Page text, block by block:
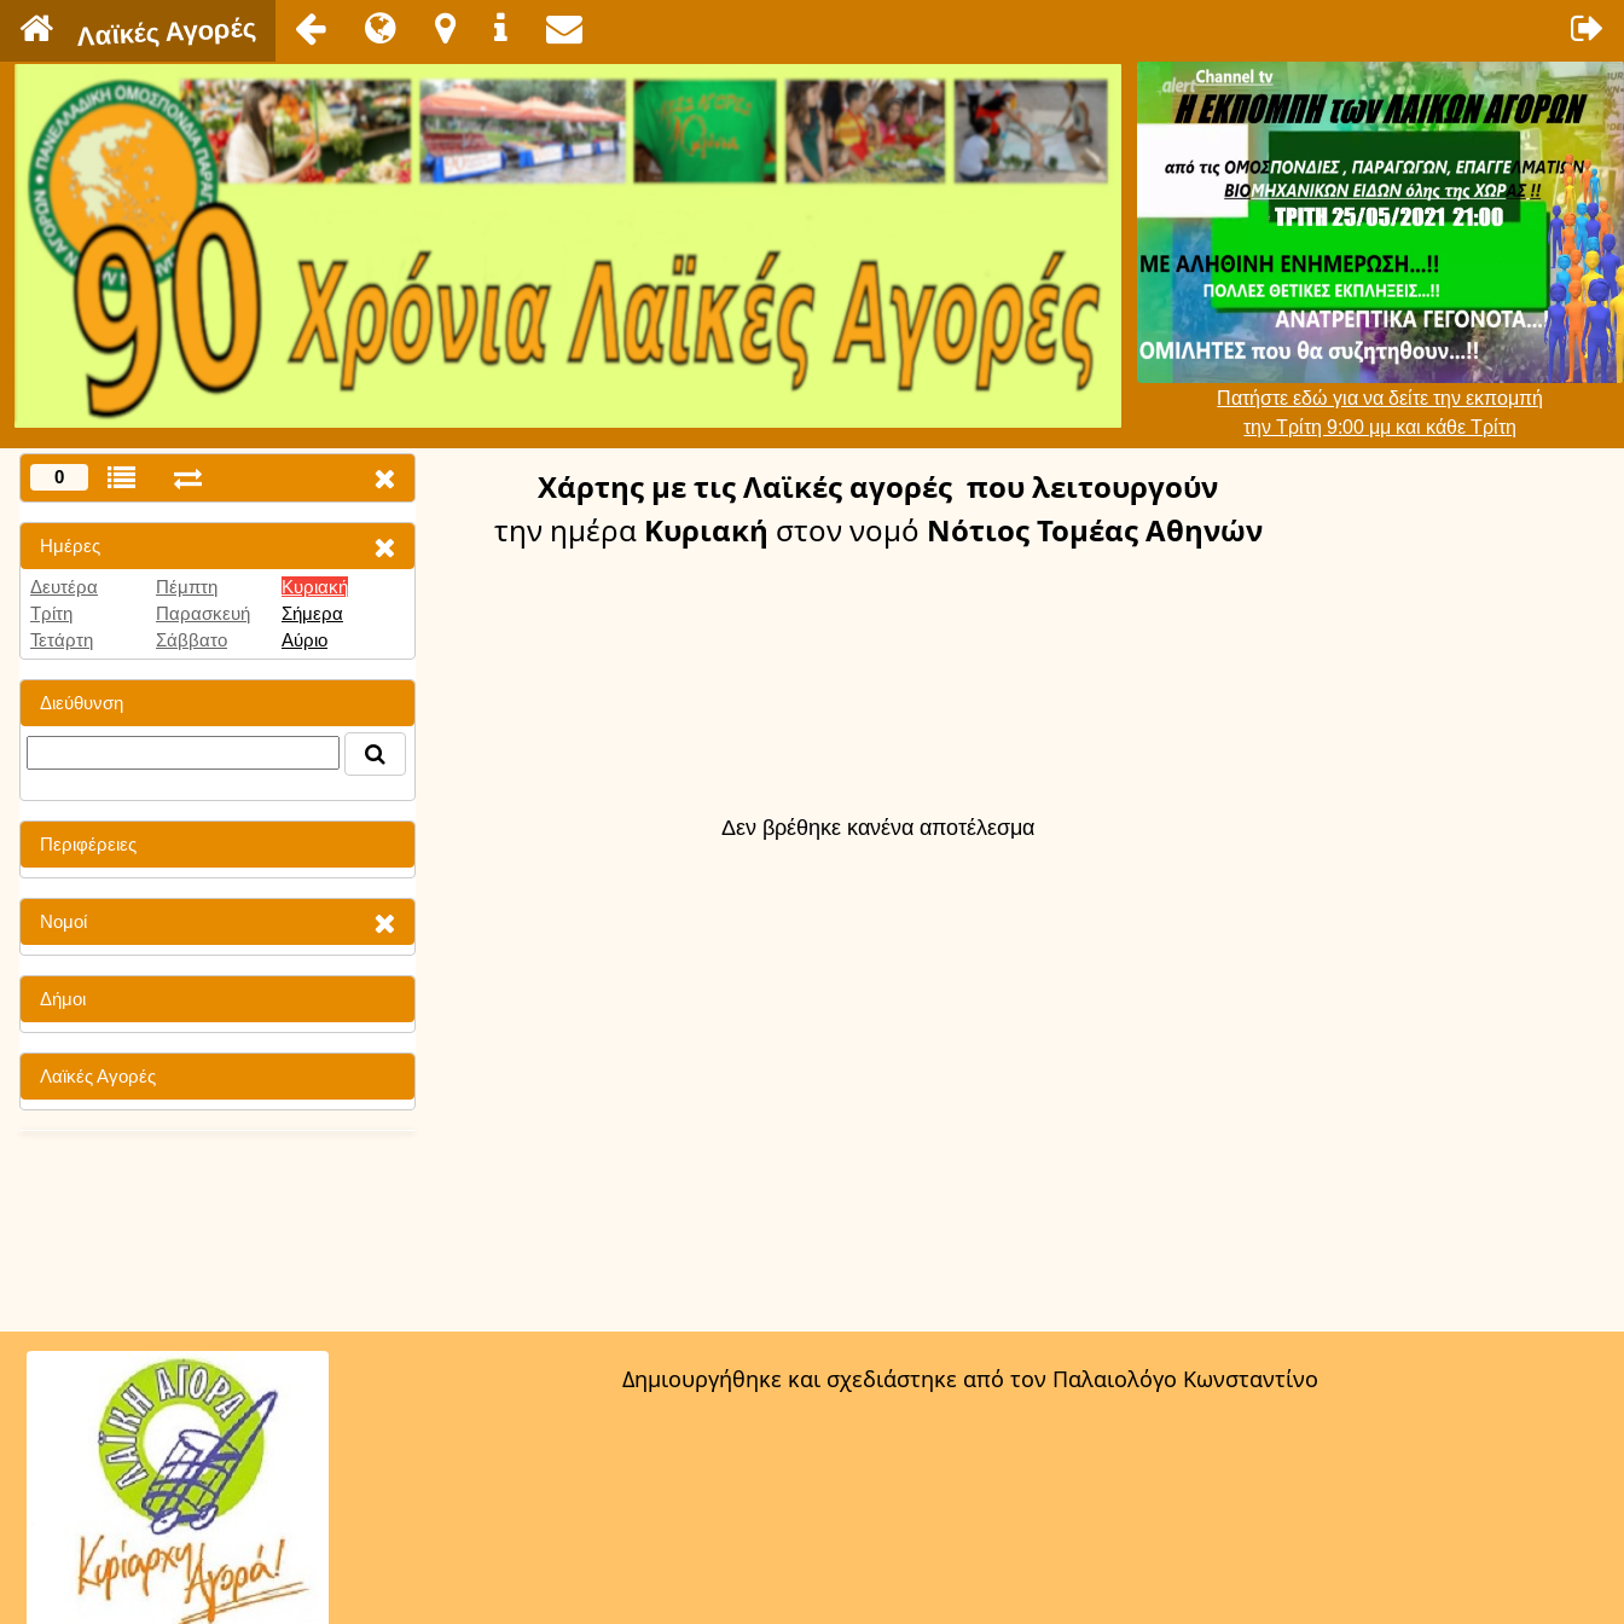
Λαϊκές Αγορές
Πατήστε εδώ για να δείτε την εκπομπή
την Τρίτη 9:00 μμ και κάθε Τρίτη
0
Ημέρες
Δευτέρα
Τρίτη
Τετάρτη
Πέμπτη
Παρασκευή
Σάββατο
Κυριακή
Σήμερα
Αύριο
Διεύθυνση
Περιφέρειες
Νομοί
Δήμοι
Λαϊκές Αγορές
Χάρτης με τις Λαϊκές αγορές που λειτουργούν
την ημέραΚυριακή στον νομό Νότιος Τομέας Αθηνών
Δεν βρέθηκε κανένα αποτέλεσμα
Δημιουργήθηκε και σχεδιάστηκε από τον Παλαιολόγο Κωνσταντίνο